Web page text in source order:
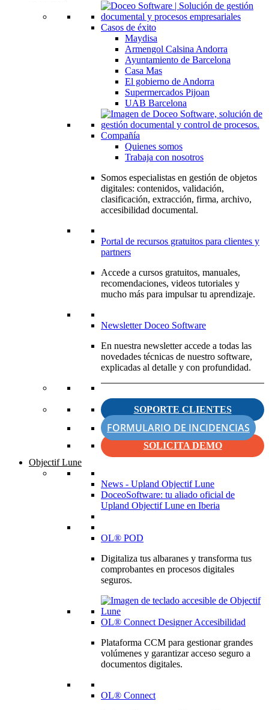
Casos de éxito
Maydisa
Armengol Calsina Andorra
Ayuntamiento de Barcelona
Casa Mas
El gobierno de Andorra
Supermercados Pijoan
UAB Barcelona
Compañía
Quienes somos
Trabaja con nosotros
Somos especialistas en gestión de objetos
digitales: contenidos, validación,
clasificación, extracción, firma, archivo,
accesibilidad documental.
Portal de recursos gratuitos para clientes y
partners
Accede a cursos gratuitos, manuales,
recomendaciones, videos tutoriales y
mucho más para impulsar tu aprendizaje.
Newsletter Doceo Software
En nuestra newsletter accede a todas las
novedades técnicas de nuestro software,
explicadas al detalle y con profundidad.
SOPORTE CLIENTES
FORMULARIO DE INCIDENCIAS
SOLICITA DEMO
Objectif Lune
News - Upland Objectif Lune
DoceoSoftware: tu aliado oficial de
Upland Objectif Lune en Iberia
OL® POD
Digitaliza tus albaranes y transforma tus
comprobantes en procesos digitales
seguros.
OL® Connect Designer Accesibilidad
Plataforma CCM para gestionar grandes
volúmenes y garantizar acceso seguro a
documentos digitales.
OL® Connect